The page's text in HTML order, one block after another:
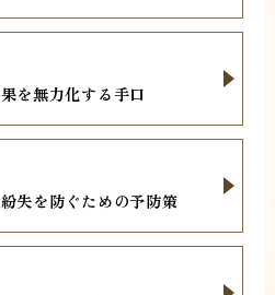
を無力化する手口
失を防ぐための予防策